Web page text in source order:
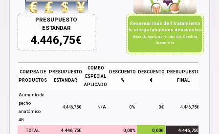
PRESUPUESTO
ESTÁNDAR
4.446,75€
Reservar más de 1 tratamiento
le otorga fabulosos descuentos
Haga clic aquípara ver nuestros Combos
Especiales
COMPRA DE
PRODUCTOS
PRESUPUESTO
ESTÁNDAR
COMBO
ESPECIAL
APLICADO
DESCUENTO
%
DESCUENTO
€
PRESUPUESTO
FINAL
Aumento de
pecho
anatómico
4G
4.446,75€ N/A 0% 0€ 4.446,75€
TOTAL 4.446,75€ 0,00% 0,00€ 4.446,75€